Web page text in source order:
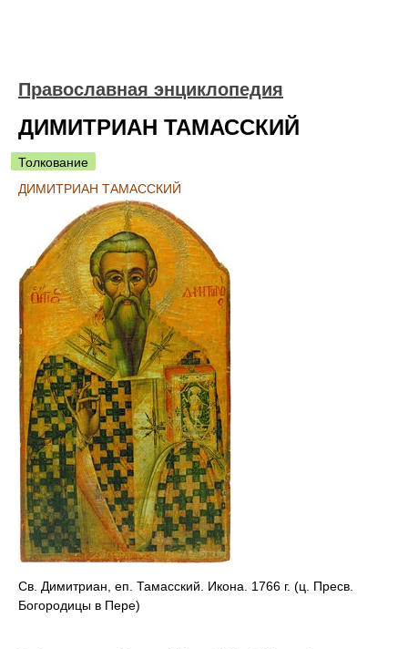
Православная энциклопедия
ДИМИТРИАН ТАМАССКИЙ
Толкование
ДИМИТРИАН ТАМАССКИЙ
Св. Димитриан, еп. Тамасский. Икона. 1766 г. (ц. Пресв.
Богородицы в Пере)